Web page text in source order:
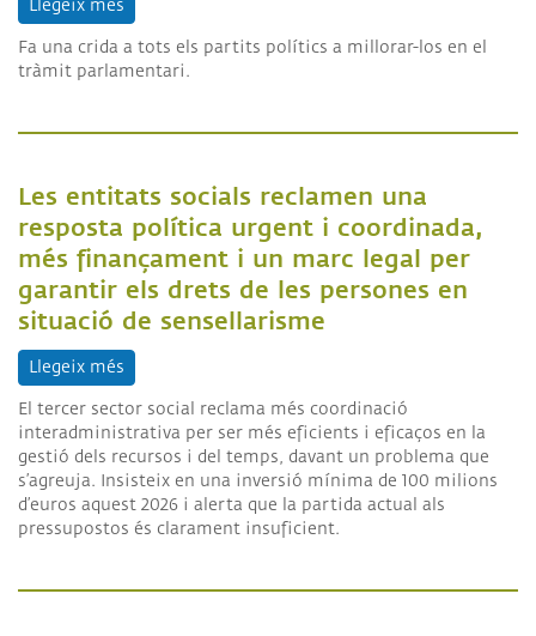
Llegeix més
Fa una crida a tots els partits polítics a millorar-los en el
tràmit parlamentari.
Les entitats socials reclamen una
resposta política urgent i coordinada,
més finançament i un marc legal per
garantir els drets de les persones en
situació de sensellarisme
Llegeix més
El tercer sector social reclama més coordinació
interadministrativa per ser més eficients i eficaços en la
gestió dels recursos i del temps, davant un problema que
s’agreuja.
Insisteix en una inversió mínima de 100 milions
d’euros aquest 2026 i alerta que la partida actual als
pressupostos és clarament insuficient.